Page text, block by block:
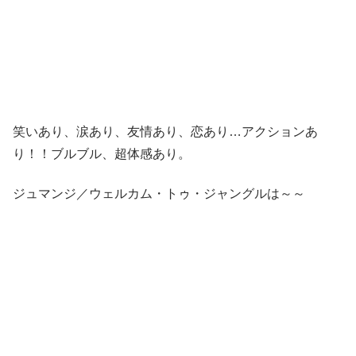
笑いあり、涙あり、友情あり、恋あり…アクションあ
り！！ブルブル、超体感あり。
ジュマンジ／ウェルカム・トゥ・ジャングルは～～